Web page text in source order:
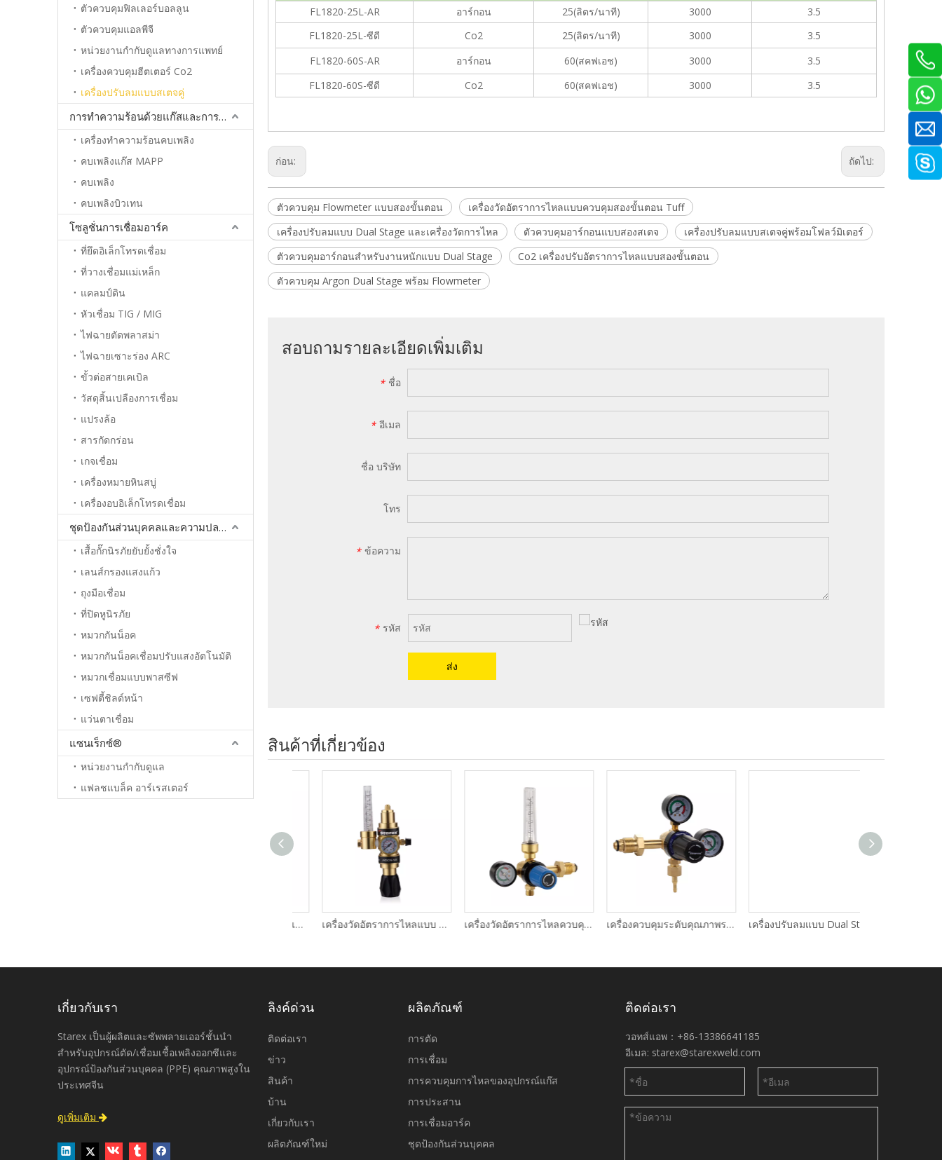
ตัวควบคุมฟิลเลอร์บอลลูน
ตัวควบคุมแอลพีจี
หน่วยงานกำกับดูแลทางการแพทย์
เครื่องควบคุมฮีตเตอร์ Co2
เครื่องปรับลมแบบสเตจคู่
การทำความร้อนด้วยแก๊สและการประสาน
เครื่องทำความร้อนคบเพลิง
คบเพลิงแก๊ส MAPP
คบเพลิง
คบเพลิงบิวเทน
โซลูชั่นการเชื่อมอาร์ค
ที่ยึดอิเล็กโทรดเชื่อม
ที่วางเชื่อมแม่เหล็ก
แคลมป์ดิน
หัวเชื่อม TIG / MIG
ไฟฉายตัดพลาสม่า
ไฟฉายเซาะร่อง ARC
ขั้วต่อสายเคเบิล
วัสดุสิ้นเปลืองการเชื่อม
แปรงล้อ
สารกัดกร่อน
เกจเชื่อม
เครื่องหมายหินสบู่
เครื่องอบอิเล็กโทรดเชื่อม
ชุดป้องกันส่วนบุคคลและความปลอดภัย
เสื้อกั๊กนิรภัยยับยั้งชั่งใจ
เลนส์กรองแสงแก้ว
ถุงมือเชื่อม
ที่ปิดหูนิรภัย
หมวกกันน็อค
หมวกกันน็อคเชื่อมปรับแสงอัตโนมัติ
หมวกเชื่อมแบบพาสซีฟ
เซฟตี้ชิลด์หน้า
แว่นตาเชื่อม
แซนเร็กซ์®
หน่วยงานกำกับดูแล
แฟลชแบล็ค อาร์เรสเตอร์
FL1820-25L-AR
อาร์กอน 25(ลิตร/นาที) 3000
3.5
FL1820-25L-ซีดี
Co2 25(ลิตร/นาที) 3000
3.5
FL1820-60S-AR
อาร์กอน 60(สคฟเอช) 3000
3.5
FL1820-60S-ซีดี
Co2 60(สคฟเอช) 3000 3.5
ก่อน: ถัดไป:
ตัวควบคุม Flowmeter แบบสองขั้นตอน
เครื่องวัดอัตราการไหลแบบควบคุมสองขั้นตอน Tuff
เครื่องปรับลมแบบ Dual Stage และเครื่องวัดการไหล
ตัวควบคุมอาร์กอนแบบสองสเตจ
เครื่องปรับลมแบบสเตจคู่พร้อมโฟลว์มิเตอร์
ตัวควบคุมอาร์กอนสำหรับงานหนักแบบ Dual Stage
Co2 เครื่องปรับอัตราการไหลแบบสองขั้นตอน
ตัวควบคุม Argon Dual Stage พร้อม Flowmeter
สอบถามรายละเอียดเพิ่มเติม
* ชื่อ
* อีเมล
ชื่อ บริษัท
โทร
* ข้อความ
* รหัส
ส่ง
สินค้าที่เกี่ยวข้อง
เครื่องวัดอัตราการไหลแบบ Dual Stage Argon Mix เครื่องวัดอัตราการไหลควบคุมสองขั้นตอนคุณภาพระดับพรีเมียม เครื่องควบคุมระดับคุณภาพระดับพรีเมียมพร้อมเกจวัดการไหล เครื่องปรับลมแบบ Dual Stage สำหรับงานหนัก Harris
เกี่ยวกับเรา
Starex เป็นผู้ผลิตและซัพพลายเออร์ชั้นนำ
สำหรับอุปกรณ์ตัด/เชื่อมเชื้อเพลิงออกซีและ
อุปกรณ์ป้องกันส่วนบุคคล (PPE) คุณภาพสูงใน
ประเทศจีน
ดูเพิ่มเติม 
ลิงค์ด่วน
ติดต่อเรา
ข่าว
สินค้า
บ้าน
เกี่ยวกับเรา
ผลิตภัณฑ์ใหม่
ผลิตภัณฑ์
การตัด
การเชื่อม
การควบคุมการไหลของอุปกรณ์แก๊ส
การประสาน
การเชื่อมอาร์ค
ชุดป้องกันส่วนบุคคล
ติดต่อเรา
วอทส์แอพ：+86-13386641185
อีเมล: starex@starexweld.com